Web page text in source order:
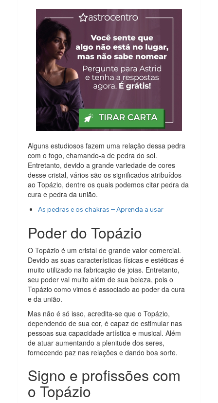
Alguns estudiosos fazem uma relação dessa pedra
com o fogo, chamando-a de pedra do sol.
Entretanto, devido a grande variedade de cores
desse cristal, vários são os significados atribuídos
ao Topázio, dentre os quais podemos citar pedra da
cura e pedra da união.
As pedras e os chakras – Aprenda a usar
Poder do Topázio
O Topázio é um cristal de grande valor comercial.
Devido as suas características físicas e estéticas é
muito utilizado na fabricação de joias. Entretanto,
seu poder vai muito além de sua beleza, pois o
Topázio como vimos é associado ao poder da cura
e da união.
Mas não é só isso, acredita-se que o Topázio,
dependendo de sua cor, é capaz de estimular nas
pessoas sua capacidade artística e musical. Além
de atuar aumentando a plenitude dos seres,
fornecendo paz nas relações e dando boa sorte.
Signo e profissões com
o Topázio